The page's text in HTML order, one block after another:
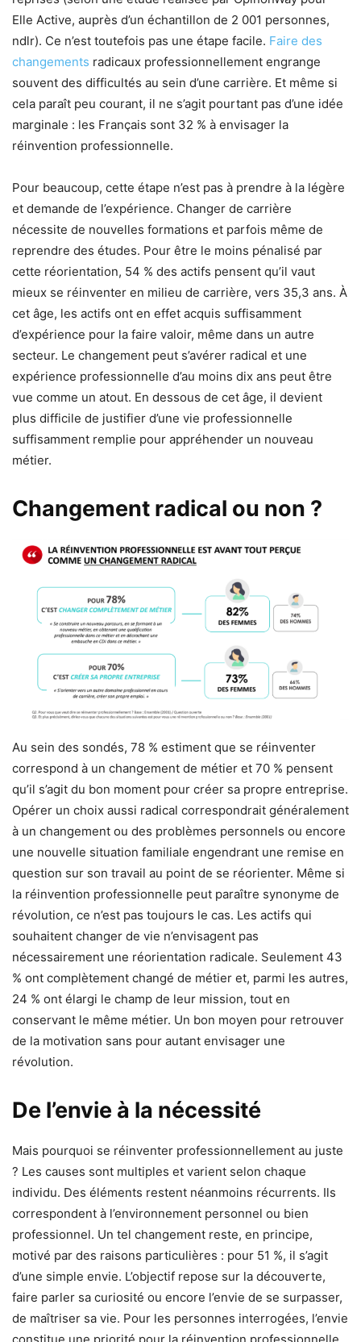
Elle Active, auprès d’un échantillon de 2 001 personnes,
ndlr). Ce n’est toutefois pas une étape facile. Faire des
changements radicaux professionnellement engrange
souvent des difficultés au sein d’une carrière. Et même si
cela paraît peu courant, il ne s’agit pourtant pas d’une idée
marginale : les Français sont 32 % à envisager la
réinvention professionnelle.
Pour beaucoup, cette étape n’est pas à prendre à la légère
et demande de l’expérience. Changer de carrière
nécessite de nouvelles formations et parfois même de
reprendre des études. Pour être le moins pénalisé par
cette réorientation, 54 % des actifs pensent qu’il vaut
mieux se réinventer en milieu de carrière, vers 35,3 ans. À
cet âge, les actifs ont en effet acquis suffisamment
d’expérience pour la faire valoir, même dans un autre
secteur. Le changement peut s’avérer radical et une
expérience professionnelle d’au moins dix ans peut être
vue comme un atout. En dessous de cet âge, il devient
plus difficile de justifier d’une vie professionnelle
suffisamment remplie pour appréhender un nouveau
métier.
Changement radical ou non ?
Au sein des sondés, 78 % estiment que se réinventer
correspond à un changement de métier et 70 % pensent
qu’il s’agit du bon moment pour créer sa propre entreprise.
Opérer un choix aussi radical correspondrait généralement
à un changement ou des problèmes personnels ou encore
une nouvelle situation familiale engendrant une remise en
question sur son travail au point de se réorienter. Même si
la réinvention professionnelle peut paraître synonyme de
révolution, ce n’est pas toujours le cas. Les actifs qui
souhaitent changer de vie n’envisagent pas
nécessairement une réorientation radicale. Seulement 43
% ont complètement changé de métier et, parmi les autres,
24 % ont élargi le champ de leur mission, tout en
conservant le même métier. Un bon moyen pour retrouver
de la motivation sans pour autant envisager une
révolution.
De l’envie à la nécessité
Mais pourquoi se réinventer professionnellement au juste
? Les causes sont multiples et varient selon chaque
individu. Des éléments restent néanmoins récurrents. Ils
correspondent à l’environnement personnel ou bien
professionnel. Un tel changement reste, en principe,
motivé par des raisons particulières : pour 51 %, il s’agit
d’une simple envie. L’objectif repose sur la découverte,
faire parler sa curiosité ou encore l’envie de se surpasser,
de maîtriser sa vie. Pour les personnes interrogées, l’envie